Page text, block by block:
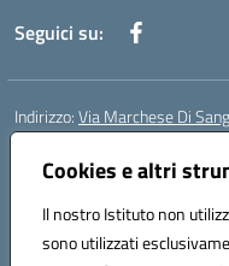
Cookies e altri
Il nostro Istituto non
sono utilizzati
Seguici su:
Indirizzo:Via Marchese Di
Centralino:
Posta elettronica certificata
Codice fiscale: 81001970870
Codice meccanografico: